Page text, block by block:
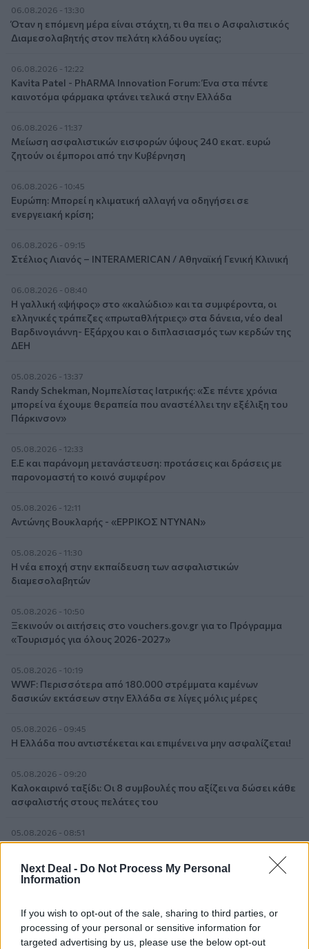
Next Deal - Do Not Process My Personal
Information
If you wish to opt-out of the sale, sharing to third parties, or
processing of your personal or sensitive information for
targeted advertising by us, please use the below opt-out
06.08.2026 - 13:30
Όταν η επόμενη μέρα είναι στάχτη, τι θα πει ο Ασφαλιστικός
Διαμεσολαβητής στον πελάτη κλάδου υγείας;
06.08.2026 - 12:22
Kavita Patel - PhARMA Innovation Forum: Ένα στα πέντε
καινοτόμα φάρμακα φτάνει τελικά στην Ελλάδα
06.08.2026 - 11:37
Μείωση ασφαλιστικών εισφορών ύψους 240 εκατ. ευρώ
ζητούν οι έμποροι από την Κυβέρνηση
06.08.2026 - 10:45
Ευρώπη: Μπορεί η κλιματική αλλαγή να οδηγήσει σε
ενεργειακή κρίση;
06.08.2026 - 09:15
Στέλιος Λιανός – INTERAMERICAN / Αθηναϊκή Γενική Κλινική
06.08.2026 - 08:40
Η γαλλική «ψήφος» στο «καλώδιο» και τα συμφέροντα, οι
ελληνικές τράπεζες «πρωταθλήτριες» στα δάνεια, νέο deal
Βαρδινογιάννη- Εξάρχου και ο διπλασιασμός των κερδών της
ΔΕΗ
05.08.2026 - 13:37
Randy Schekman, Νομπελίστας Ιατρικής: «Σε πέντε χρόνια
μπορεί να έχουμε θεραπεία που αναστέλλει την εξέλιξη του
Πάρκινσον»
05.08.2026 - 12:33
Ε.Ε και παράνομη μετανάστευση: προτάσεις και δράσεις με
παρονομαστή το κοινό συμφέρον
05.08.2026 - 12:11
Αντώνης Βουκλαρής - «ΕΡΡΙΚΟΣ ΝΤΥΝΑΝ»
05.08.2026 - 11:30
Η νέα εποχή στην εκπαίδευση των ασφαλιστικών
διαμεσολαβητών
05.08.2026 - 10:50
Ξεκινούν οι αιτήσεις στο vouchers.gov.gr για το Πρόγραμμα
«Τουρισμός για όλους 2026-2027»
05.08.2026 - 10:19
WWF: Περισσότερα από 180.000 στρέμματα καμένων
δασικών εκτάσεων στην Ελλάδα σε λίγες μόλις μέρες
05.08.2026 - 09:45
Η Ελλάδα που αντιστέκεται και επιμένει να μην ασφαλίζεται!
05.08.2026 - 09:20
Καλοκαιρινό ταξίδι: Οι 8 συμβουλές που αξίζει να δώσει κάθε
ασφαλιστής στους πελάτες του
05.08.2026 - 08:51
Το εκλογικό «καμπανάκι» της Goldman Sachs, η ισχυρή
πιστωτική επέκταση των ελληνικών τραπεζών, το «πάρτι»
στις αγορές, οι «κρυμμένες» αξίες της ΓΕΚ ΤΕΡΝΑ
Ιωάννης Μπολέτης – ΩΝΑΣΕΙΟ